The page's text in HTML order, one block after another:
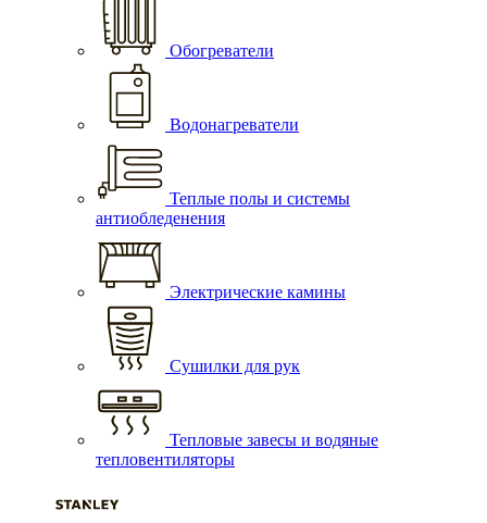
Обогреватели
Водонагреватели
Теплые полы и системы
антиобледенения
Электрические камины
Сушилки для рук
Тепловые завесы и водяные
тепловентиляторы